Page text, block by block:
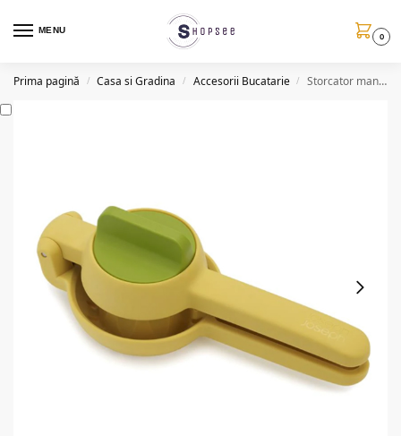
MENU
0
Prima pagină / Casa si Gradina / Accesorii Bucatarie / Storcator manual pentru fructe NM77